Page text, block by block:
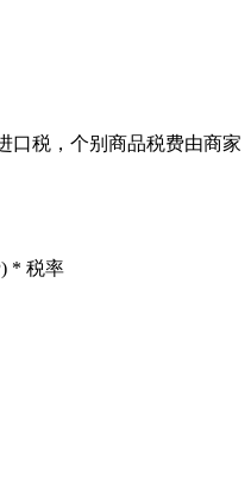
口税，个别商品税费由商家
* 税率